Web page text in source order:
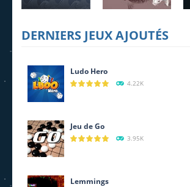
MahJong Daily Takuzu
DERNIERS JEUX AJOUTÉS
Ludo Hero
4.22K
Jeu de Go
3.95K
Lemmings